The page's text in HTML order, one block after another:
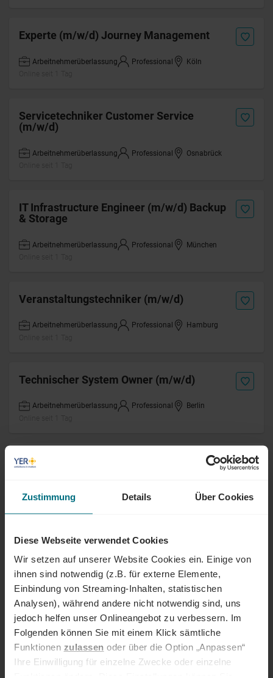
Zustimmung Details Über Cookies
Diese Webseite verwendet Cookies
Wir setzen auf unserer Website Cookies ein. Einige von
ihnen sind notwendig (z.B. für externe Elemente,
Einbindung von Streaming-Inhalten, statistischen
Analysen), während andere nicht notwendig sind, uns
jedoch helfen unser Onlineangebot zu verbessern. Im
Folgenden können Sie mit einem Klick sämtliche
Funktionen zulassen oder über die Option „Anpassen“
Ihre Einwilligung für einzelne Zwecke oder einzelne
Experte (m/w/d) Journey Management
Arbeitnehmerüberlassung Professional
Köln
Servicetechniker Customer Service
(m/w/d)
Arbeitnehmerüberlassung Professional
Osnabrück
IT Infrastructure Engineer (m/w/d) Backup
& Storage
Arbeitnehmerüberlassung Professional
München
Veranstaltungstechniker (m/w/d)
Arbeitnehmerüberlassung Professional
Hamburg
Technischer System Owner (m/w/d)
Arbeitnehmerüberlassung Professional
Berlin
Mitarbeiter Technischer
Vertriebsinnendienst (m/w/d)
Festanstellung
Hamburg
Produktionscontrolling
Arbeitnehmerüberlassung Professional
Büchen
Online seit 2 Tagen
Referent Regulierungsmanagement
(m/w/d)